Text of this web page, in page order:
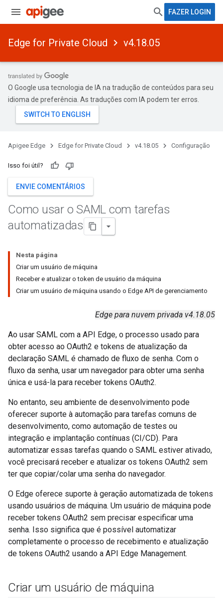
FAZER LOGIN
Edge for Private Cloud v4.18.05
O Google usa tecnologia de IA na tradução de conteúdos para seu
idioma de preferência. As traduções com IA podem ter erros.
Apigee Edge Edge for Private Cloud v4.18.05 Configuração
Isso foi útil?
ENVIE COMENTÁRIOS
Como usar o SAML com tarefas
automatizadas
Nesta página
Criar um usuário de máquina
Receber e atualizar o token de usuário da máquina
Criar um usuário de máquina usando o Edge API de gerenciamento
Edge para nuvem privada v4.18.05
Ao usar SAML com a API Edge, o processo usado para
obter acesso ao OAuth2 e tokens de atualização da
declaração SAML é chamado de fluxo de senha. Com o
fluxo da senha, usar um navegador para obter uma senha
única e usá-la para receber tokens OAuth2.
No entanto, seu ambiente de desenvolvimento pode
oferecer suporte à automação para tarefas comuns de
desenvolvimento, como automação de testes ou
integração e implantação contínuas (CI/CD). Para
automatizar essas tarefas quando o SAML estiver ativado,
você precisará receber e atualizar os tokens OAuth2 sem
ter que copiar/colar uma senha do navegador.
O Edge oferece suporte à geração automatizada de tokens
usando usuários de máquina. Um usuário de máquina pode
receber tokens OAuth2 sem precisar especificar uma
senha. Isso significa que é possível automatizar
completamente o processo de recebimento e atualização
de tokens OAuth2 usando a API Edge Management.
Criar um usuário de máquina